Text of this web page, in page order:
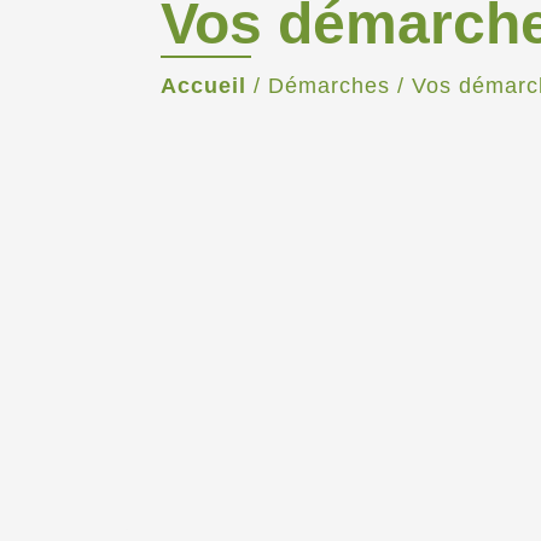
Vos
Accueil / Démarches / Vos